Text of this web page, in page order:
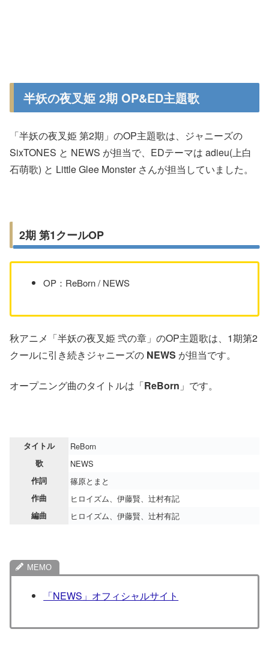
半妖の夜叉姫 2期 OP&ED主題歌
「半妖の夜叉姫 第2期」のOP主題歌は、ジャニーズの
SixTONES と NEWS が担当で、EDテーマは adieu(上白
石萌歌) と Little Glee Monster さんが担当していました。
2期 第1クールOP
OP：ReBorn / NEWS
秋アニメ「半妖の夜叉姫 弐の章」のOP主題歌は、1期第2
クールに引き続きジャニーズの NEWS が担当です。
オープニング曲のタイトルは「ReBorn 」です。
タイトル ReBorn
歌 NEWS
作詞 篠原とまと
作曲 ヒロイズム、伊藤賢、辻村有記
編曲 ヒロイズム、伊藤賢、辻村有記
「NEWS」オフィシャルサイト